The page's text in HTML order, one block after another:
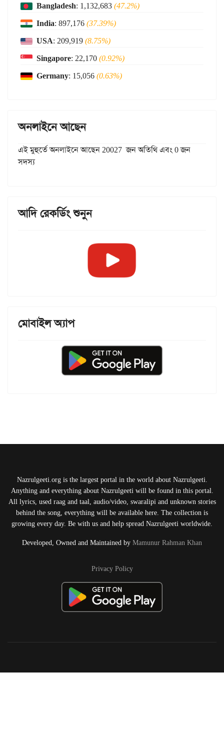
Bangladesh: 1,132,683(47.2%)
India: 897,176(37.39%)
USA: 209,919(8.75%)
Singapore: 22,170(0.92%)
Germany: 15,056(0.63%)
অনলাইনে আছেন
এই মুহুর্তে অনলাইনে আছেন 20027 জন অতিথি এবং 0 জন
সদস্য
আদি রেকর্ডিং শুনুন
মোবাইল অ্যাপ
Nazrulgeeti.org is the largest portal in the world about Nazrulgeeti.
Anything and everything about Nazrulgeeti will be found in this portal.
All lyrics, used raag and taal, audio/video, swaralipi and unknown stories
behind the song, everything will be available here. The collection is
growing every day. Be with us and help spread Nazrulgeeti worldwide.
Developed, Owned and Maintained by Mamunur Rahman Khan
Privacy Policy